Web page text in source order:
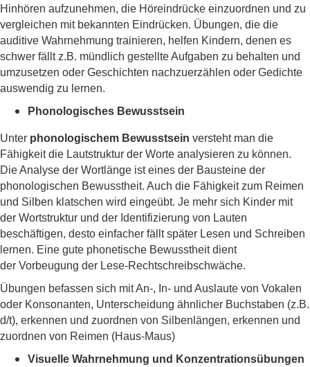
Hinhören aufzunehmen, die Höreindrücke einzuordnen und zu
vergleichen mit bekannten Eindrücken. Übungen, die die
auditive Wahrnehmung trainieren, helfen Kindern, denen es
schwer fällt z.B. mündlich gestellte Aufgaben zu behalten und
umzusetzen oder Geschichten nachzuerzählen oder Gedichte
auswendig zu lernen.
Phonologisches Bewusstsein
Unter phonologischem Bewusstsein versteht man die
Fähigkeit die Lautstruktur der Worte analysieren zu können.
Die Analyse der Wortlänge ist eines der Bausteine der
phonologischen Bewusstheit. Auch die Fähigkeit zum Reimen
und Silben klatschen wird eingeübt. Je mehr sich Kinder mit
der Wortstruktur und der Identifizierung von Lauten
beschäftigen, desto einfacher fällt später Lesen und Schreiben
lernen. Eine gute phonetische Bewusstheit dient
der Vorbeugung der Lese-Rechtschreibschwäche.
Übungen befassen sich mit An-, In- und Auslaute von Vokalen
oder Konsonanten, Unterscheidung ähnlicher Buchstaben (z.B.
d/t), erkennen und zuordnen von Silbenlängen, erkennen und
zuordnen von Reimen (Haus-Maus)
Visuelle Wahrnehmung und Konzentrationsübungen